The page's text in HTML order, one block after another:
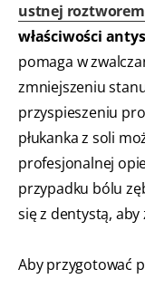
ustnej roztworem
właściwości
pomaga w
zmniejszeniu
przyspieszeniu
płukanka z soli
profesjonalnej
przypadku bólu
się z dentystą, aby
Aby przygotować